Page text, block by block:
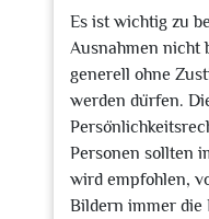
Es ist wichtig zu
Ausnahmen nicht
generell ohne
werden dürfen.
Personen sollten
wird empfohlen,
Bildern immer die